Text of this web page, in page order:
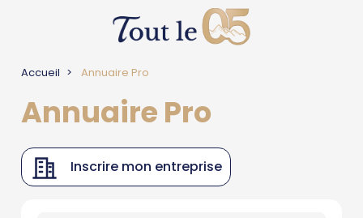
Accueil Annuaire Pro
Annuaire Pro
Inscrire mon entreprise